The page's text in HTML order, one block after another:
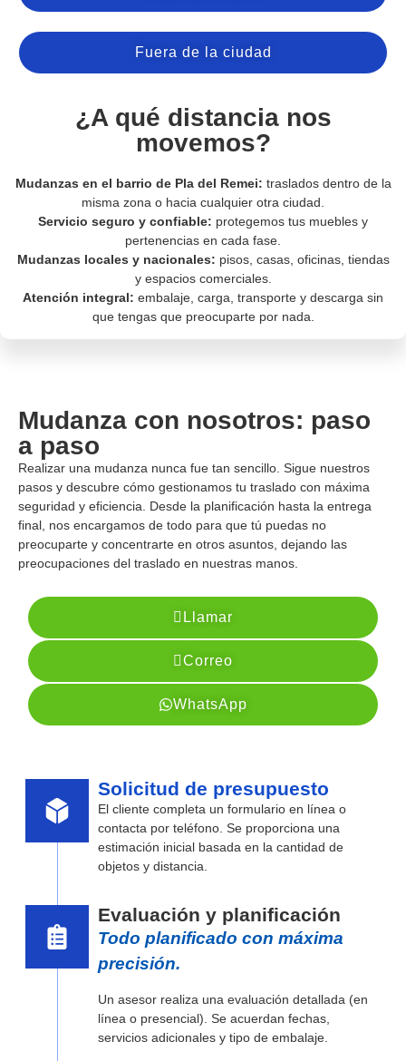
Fuera de la ciudad
¿A qué distancia nos
movemos?
Mudanzas en el barrio de Pla del Remei: traslados dentro de la
misma zona o hacia cualquier otra ciudad.
Servicio seguro y confiable: protegemos tus muebles y
pertenencias en cada fase.
Mudanzas locales y nacionales: pisos, casas, oficinas, tiendas
y espacios comerciales.
Atención integral: embalaje, carga, transporte y descarga sin
que tengas que preocuparte por nada.
Mudanza con nosotros: paso
a paso
Realizar una mudanza nunca fue tan sencillo. Sigue nuestros
pasos y descubre cómo gestionamos tu traslado con máxima
seguridad y eficiencia. Desde la planificación hasta la entrega
final, nos encargamos de todo para que tú puedas no
preocuparte y concentrarte en otros asuntos, dejando las
preocupaciones del traslado en nuestras manos.
Llamar
Correo
WhatsApp
Solicitud de presupuesto
El cliente completa un formulario en línea o
contacta por teléfono. Se proporciona una
estimación inicial basada en la cantidad de
objetos y distancia.
Evaluación y planificación
Todo planificado con máxima
precisión.
Un asesor realiza una evaluación detallada (en
línea o presencial). Se acuerdan fechas,
servicios adicionales y tipo de embalaje.